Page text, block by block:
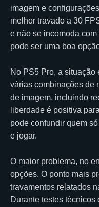
imagem e
melhor travado a 30
e não se incomoda
pode ser uma boa
No PS5 Pro, a situação
várias combinações de
de imagem, incluindo
liberdade é positiva
pode confundir quem
e jogar.
O maior problema, no
opções. O ponto mais
travamentos relatados
Durante testes